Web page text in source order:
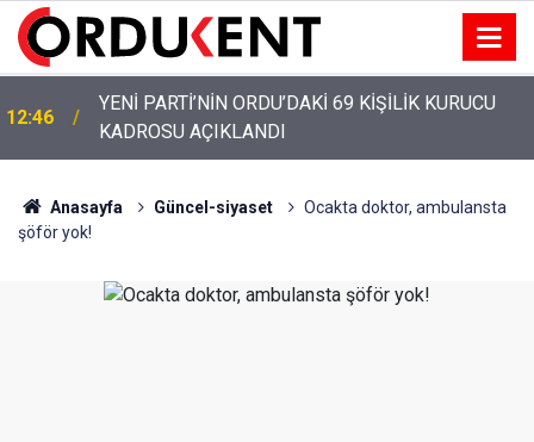
12:46
YENİ PARTİ’NİN ORDU’DAKİ 69 KİŞİLİK KURUCU
KADROSU AÇIKLANDI
Anasayfa Güncel-siyaset
Ocakta doktor, ambulansta
şöför yok!